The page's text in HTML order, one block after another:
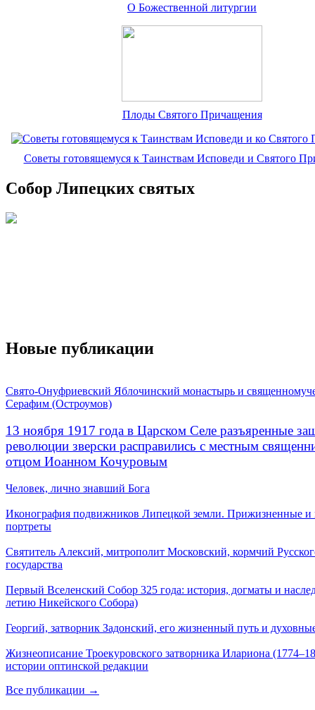
О Божественной литургии
Плоды Святого Причащения
Советы готовящемуся к Таинствам Исповеди и Святого
Собор Липецких святых
Новые публикации
Свято-Онуфриевский Яблочинский монастырь и
Серафим (Остроумов)
13 ноября 1917 года в Царском Селе разъяренные
революции зверски расправились с местным
отцом Иоанном Кочуровым
Человек, лично знавший Бога
Иконография подвижников Липецкой земли. Прижизненные и
портреты
Святитель Алексий, митрополит Московский, кормчий
государства
Первый Вселенский Собор 325 года: история, догматы и
летию Никейского Собора)
Георгий, затворник Задонский, его жизненный путь и
Жизнеописание Троекуровского затворника Илариона
истории оптинской редакции
Все публикации →